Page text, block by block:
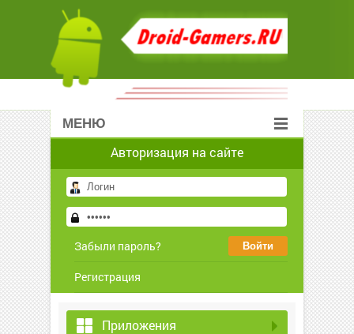
МЕНЮ
Авторизация на сайте
Забыли пароль?
Регистрация
Приложения